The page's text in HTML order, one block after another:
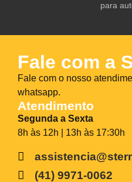
para
Fale com a
Fale com o nosso
whatsapp.
Atendimento
Segunda a Sexta
8h às 12h | 13h às 17:30h
(41) 9971-0062